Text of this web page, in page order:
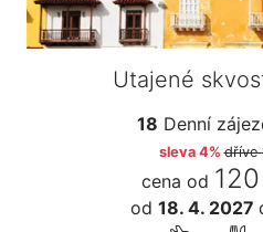
Utajené
18 Denní
sleva 4% dříve
cena od
od 18. 4. 2027